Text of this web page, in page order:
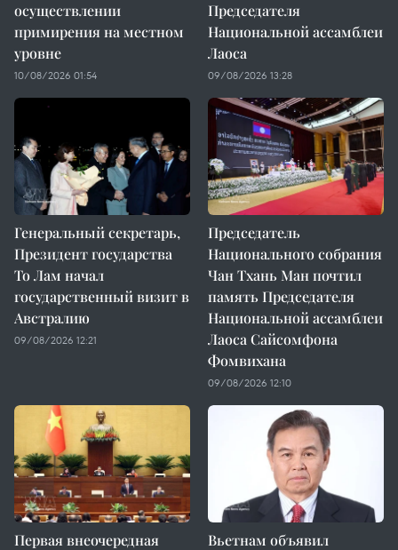
осуществлении
примирения на местном
уровне
10/08/2026 01:54
Председателя
Национальной ассамблеи
Лаоса
09/08/2026 13:28
Генеральный секретарь,
Президент государства
То Лам начал
государственный визит в
Австралию
09/08/2026 12:21
Председатель
Национального собрания
Чан Тхань Ман почтил
память Председателя
Национальной ассамблеи
Лаоса Сайсомфона
Фомвихана
09/08/2026 12:10
Первая внеочередная
Вьетнам объявил